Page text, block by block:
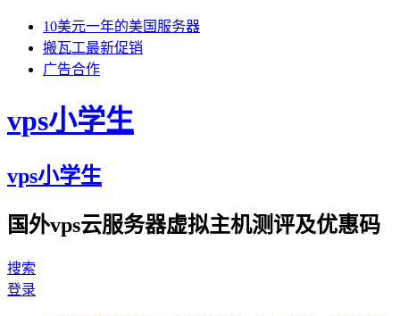
10美元一年的美国服务器
搬瓦工最新促销
广告合作
vps小学生
vps小学生
国外vps云服务器虚拟主机测评及优惠码
搜索
登录